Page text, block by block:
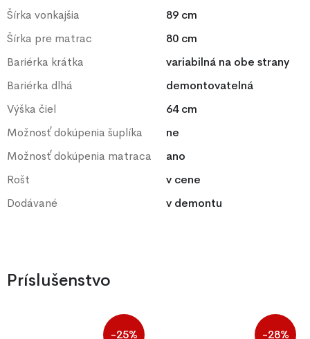
Šírka vonkajšia
89 cm
Šírka pre matrac
80 cm
Bariérka krátka
variabilná na obe strany
Bariérka dlhá
demontovatelná
Výška čiel
64 cm
Možnosť dokúpenia šuplíka
ne
Možnosť dokúpenia matraca
ano
Rošt
v cene
Dodávané
v demontu
Príslušenstvo
-25% -28%